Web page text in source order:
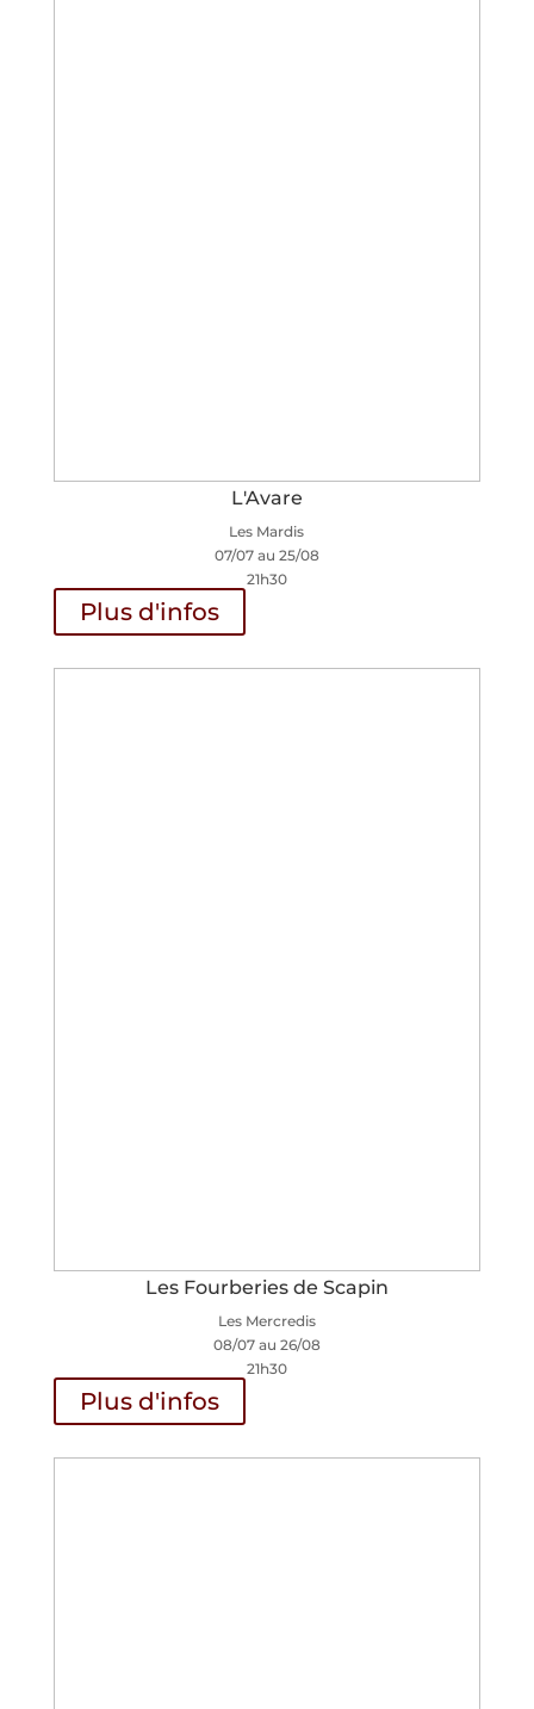
L'Avare
Les Mardis
07/07 au 25/08
21h30
Plus d'infos
Les Fourberies de Scapin
Les Mercredis
08/07 au 26/08
21h30
Plus d'infos